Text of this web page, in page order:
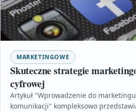
MARKETINGOWE
Skuteczne strategie
cyfrowej
Artykuł "Wprowadzenie do
komunikacji" kompleksowo